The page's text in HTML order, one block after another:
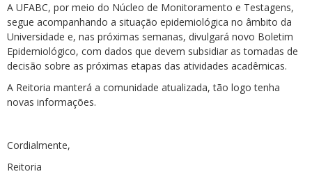
A UFABC, por meio do Núcleo de Monitoramento e Testagens,
segue acompanhando a situação epidemiológica no âmbito da
Universidade e, nas próximas semanas, divulgará novo Boletim
Epidemiológico, com dados que devem subsidiar as tomadas de
decisão sobre as próximas etapas das atividades acadêmicas.
A Reitoria manterá a comunidade atualizada, tão logo tenha
novas informações.
Cordialmente,
Reitoria